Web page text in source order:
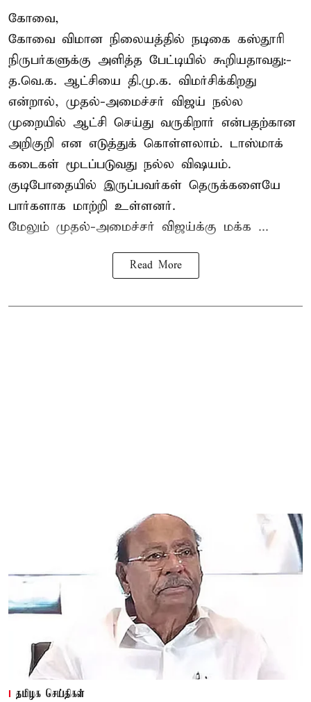
கோவை,
கோவை விமான நிலையத்தில் நடிகை கஸ்தூரி
நிருபர்களுக்கு அளித்த பேட்டியில் கூறியதாவது:-
த.வெ.க. ஆட்சியை தி.மு.க. விமர்சிக்கிறது
என்றால், முதல்-அமைச்சர் விஜய் நல்ல
முறையில் ஆட்சி செய்து வருகிறார் என்பதற்கான
அறிகுறி என எடுத்துக் கொள்ளலாம். டாஸ்மாக்
கடைகள் மூடப்படுவது நல்ல விஷயம்.
குடிபோதையில் இருப்பவர்கள் தெருக்களையே
பார்களாக மாற்றி உள்ளனர்.
மேலும் முதல்-அமைச்சர் விஜய்க்கு மக்க ...
Read More
தமிழக செய்திகள்